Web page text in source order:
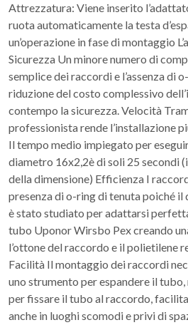
Attrezzatura: Viene inserito
ruota automaticamente la testa
un’operazione in fase di montaggio
Sicurezza Un minore numero di
semplice dei raccordi e l’assenza di
riduzione del costo complessivo
contempo la sicurezza. Velocità
professionista rende l’installazione
Il tempo medio impiegato per
diametro 16x2,2è di soli 25 secondi
della dimensione) Efficienza I
presenza di o-ring di tenuta poiché
è stato studiato per adattarsi
tubo Uponor Wirsbo Pex creando
l’ottone del raccordo e il polietilene
Facilità Il montaggio dei raccordi
uno strumento per espandere il
per fissare il tubo al raccordo,
anche in luoghi scomodi e privi di